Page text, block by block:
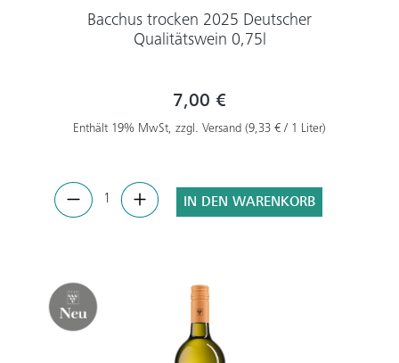
Bacchus trocken 2025 Deutscher
Qualitätswein 0,75l
7,00 €
Enthält 19% MwSt, zzgl. Versand (9,33 € / 1 Liter)
IN DEN WARENKORB